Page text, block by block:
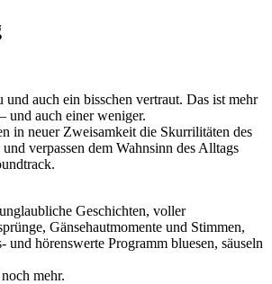
und auch ein bisschen vertraut. Das ist mehr
und auch einer weniger.
in neuer Zweisamkeit die Skurrilitäten des
verpassen dem Wahnsinn des Alltags
Geschichten, voller
Gänsehautmomente und Stimmen,
und hörenswerte Programm bluesen, säuseln
mehr.